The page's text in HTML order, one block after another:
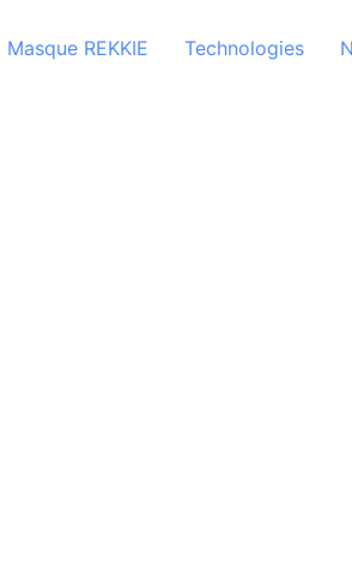
Masque REKKIE Technologies